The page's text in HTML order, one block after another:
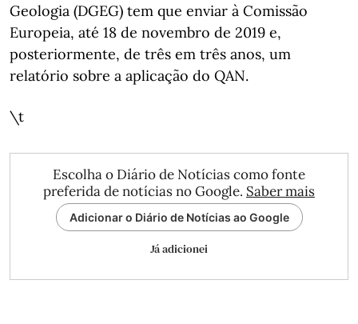
Geologia (DGEG) tem que enviar à Comissão
Europeia, até 18 de novembro de 2019 e,
posteriormente, de três em três anos, um
relatório sobre a aplicação do QAN.
\t
Escolha o Diário de Notícias como fonte
preferida de notícias no Google. Saber mais
Adicionar o Diário de Notícias ao Google
Já adicionei